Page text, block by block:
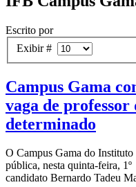
Escrito por
Exibir #
Campus Gama
vaga de
determinado
O Campus Gama do
pública, nesta quinta-feira,
candidato Bernardo Tadeu